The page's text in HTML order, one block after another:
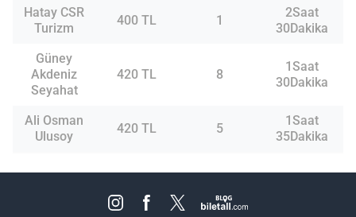
Hatay CSR
Turizm
400 TL 1
2Saat
30Dakika
Güney
Akdeniz
Seyahat
420 TL 8
1Saat
30Dakika
Ali Osman
Ulusoy
420 TL 5
1Saat
35Dakika